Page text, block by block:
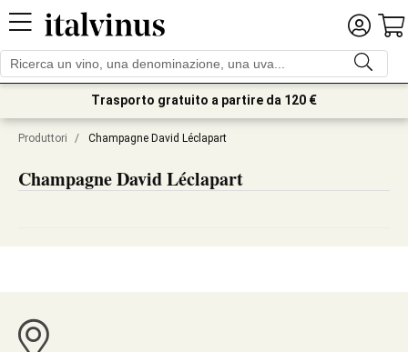
Trasporto gratuito a partire da 120 €
Produttori / Champagne David Léclapart
Champagne David Léclapart